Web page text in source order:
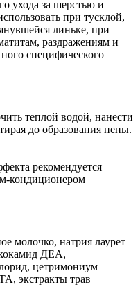
ухода за шерстью и
при тусклой,
линьке, при
раздражениям и
специфического
теплой водой, нанести
до образования пены.
рекомендуется
кондиционером
молочко, натрия лаурет
ДЕА,
цетримониум
экстракты трав